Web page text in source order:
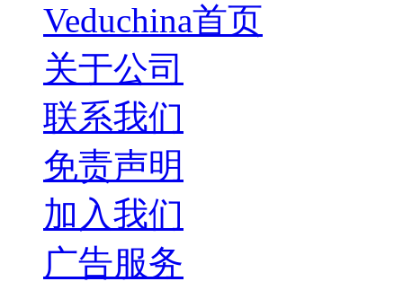
Veduchina首页
关于公司
联系我们
免责声明
加入我们
广告服务